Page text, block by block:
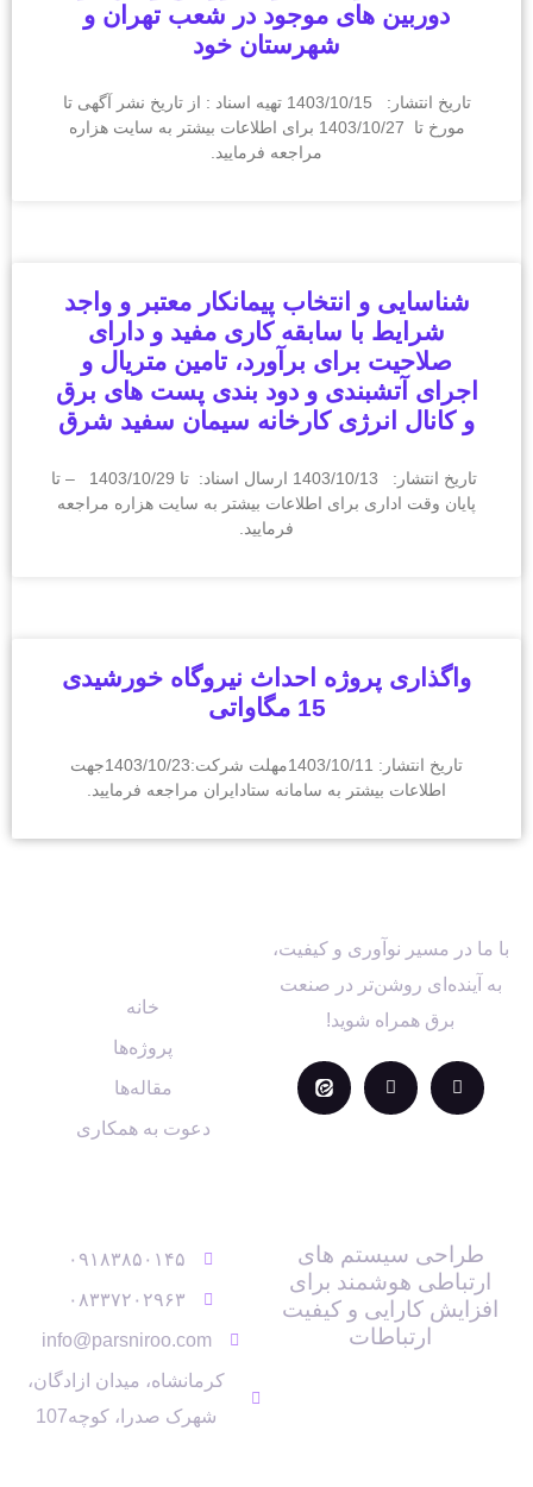
دوربین های موجود در شعب تهران و
شهرستان خود
تاریخ انتشار: 1403/10/15 تهیه اسناد : از تاریخ نشر آگهی تا
مورخ تا 1403/10/27 برای اطلاعات بیشتر به سایت هزاره
مراجعه فرمایید.
شناسایی و انتخاب پیمانکار معتبر و واجد
شرایط با سابقه کاری مفید و دارای
صلاحیت برای برآورد، تامین متریال و
اجرای آتشبندی و دود بندی پست های برق
و کانال انرژی کارخانه سیمان سفید شرق
تاریخ انتشار: 1403/10/13 ارسال اسناد: تا 1403/10/29 – تا
پایان وقت اداری برای اطلاعات بیشتر به سایت هزاره مراجعه
فرمایید.
واگذاری پروژه احداث نیروگاه خورشیدی
15 مگاواتی
تاریخ انتشار: 1403/10/11مهلت شرکت:1403/10/23جهت
اطلاعات بیشتر به سامانه ستادایران مراجعه فرمایید.
با ما در مسیر نوآوری و کیفیت،
به آینده‌ای روشن‌تر در صنعت
برق همراه شوید!
خانه
پروژه‌ها
مقاله‌ها
دعوت به همکاری
طراحی سیستم های
ارتباطی هوشمند برای
افزایش کارایی و کیفیت
ارتباطات
۰۹۱۸۳۸۵۰۱۴۵
۰۸۳۳۷۲۰۲۹۶۳
info@parsniroo.com
کرمانشاه، میدان ازادگان،
شهرک صدرا، کوچه107